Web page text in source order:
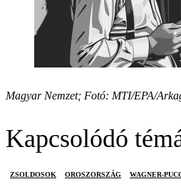
Magyar Nemzet; Fotó: MTI/EPA/
Kapcsolódó
ZSOLDOSOK OROSZORSZÁG WAGNER-